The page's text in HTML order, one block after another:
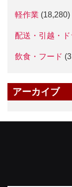
軽作業 (18,280)
配送・引越・
飲食・フード
アーカイブ